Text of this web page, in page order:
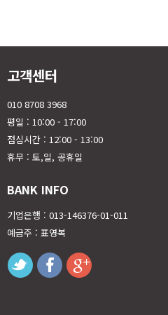
고객센터
010 8708 3968
평일 : 10:00 - 17:00
점심시간 : 12:00 - 13:00
휴무 : 토,일, 공휴일
BANK INFO
기업은행 : 013-146376-01-011
예금주 : 표영복
twitterfacebook